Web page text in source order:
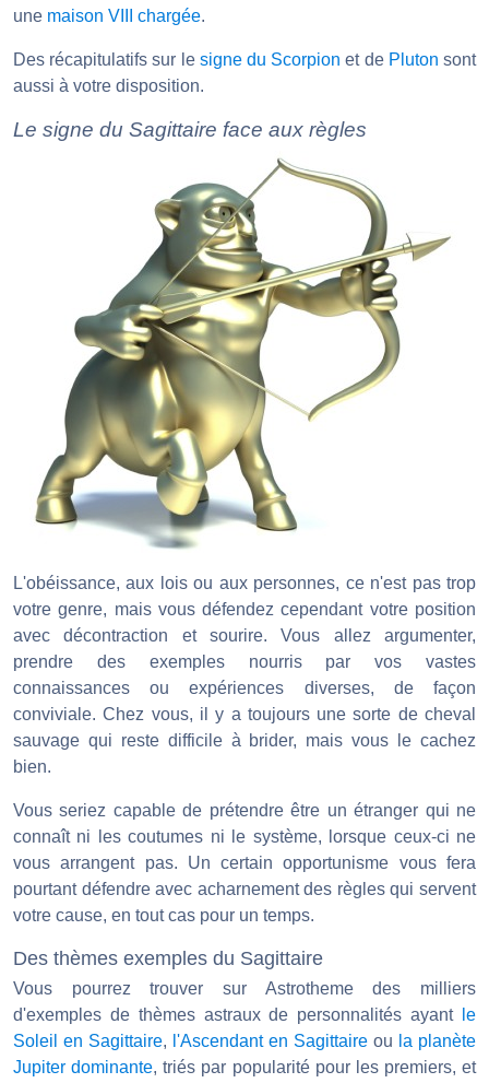
une maison VIII chargée.
Des récapitulatifs sur le signe du Scorpion et de Pluton sont
aussi à votre disposition.
Le signe du Sagittaire face aux règles
L'obéissance, aux lois ou aux personnes, ce n'est pas trop
votre genre, mais vous défendez cependant votre position
avec décontraction et sourire. Vous allez argumenter,
prendre des exemples nourris par vos vastes
connaissances ou expériences diverses, de façon
conviviale. Chez vous, il y a toujours une sorte de cheval
sauvage qui reste difficile à brider, mais vous le cachez
bien.
Vous seriez capable de prétendre être un étranger qui ne
connaît ni les coutumes ni le système, lorsque ceux-ci ne
vous arrangent pas. Un certain opportunisme vous fera
pourtant défendre avec acharnement des règles qui servent
votre cause, en tout cas pour un temps.
Des thèmes exemples du Sagittaire
Vous pourrez trouver sur Astrotheme des milliers
d'exemples de thèmes astraux de personnalités ayant
le
Soleil en Sagittaire, l'Ascendant en Sagittaire ou la planète
Jupiter dominante, triés par popularité pour les premiers, et